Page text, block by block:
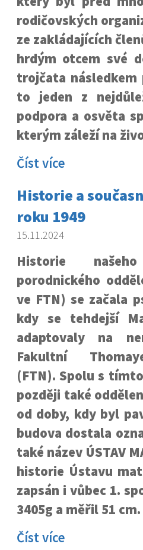
rodičovských
ze zakládajících
hrdým otcem své
trojčata následkem
to jeden z
podpora a osvěta
kterým záleží na
Číst více
Historie a
roku 1949
15.11.2024
Historie našeho
porodnického
ve FTN) se začala
kdy se tehdejší
adaptovaly na
Fakultní
(FTN). Spolu s
později také
od doby, kdy byl
budova dostala
také název ÚSTAV
historie Ústavu
zapsán i vůbec 1.
3405g a měřil 51 cm.
Číst více